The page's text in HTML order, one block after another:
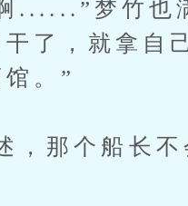
梦竹也满
了，就拿自
。”
个船长不